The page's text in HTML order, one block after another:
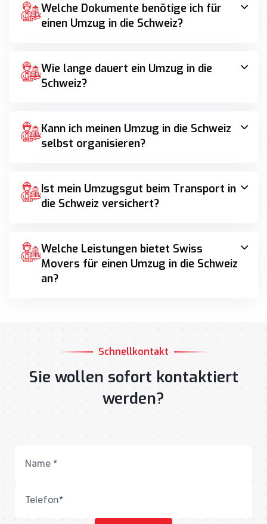
Welche Dokumente benötige ich für
einen Umzug in die Schweiz?
Wie lange dauert ein Umzug in die
Schweiz?
Kann ich meinen Umzug in die Schweiz
selbst organisieren?
Ist mein Umzugsgut beim Transport in
die Schweiz versichert?
Welche Leistungen bietet Swiss
Movers für einen Umzug in die Schweiz
an?
Schnellkontakt
Sie wollen sofort kontaktiert
werden?